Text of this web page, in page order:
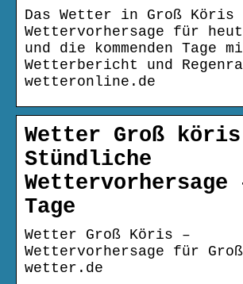
Das Wetter in Groß Köris
Wettervorhersage für
und die kommenden Tage
Wetterbericht und
wetteronline.de
Wetter Groß
Stündliche
Wettervorhersage
Tage
Wetter Groß Köris –
Wettervorhersage für
wetter.de